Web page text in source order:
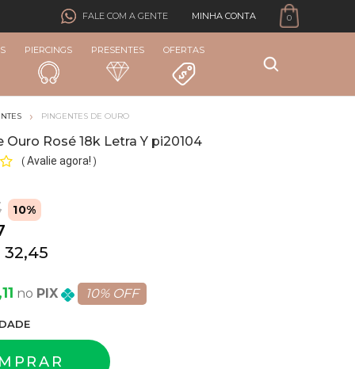
FALE COM A GENTE MINHA CONTA 0
PIERCINGS PRESENTES OFERTAS
PINGENTES DE OURO
Ouro Rosé 18k Letra Y pi20104
( Avalie agora! )
10%
32,45
PIX 10% OFF